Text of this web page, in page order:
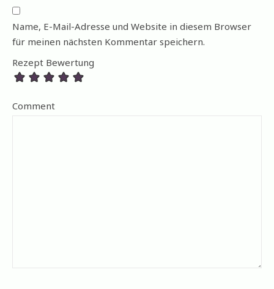
Name, E-Mail-Adresse und Website in diesem Browser
für meinen nächsten Kommentar speichern.
Rezept Bewertung
Comment